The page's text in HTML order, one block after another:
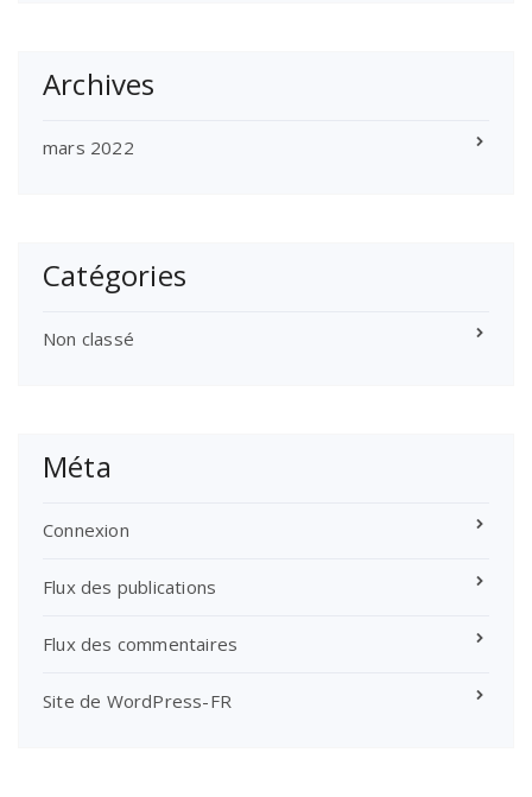
Archives
mars 2022
Catégories
Non classé
Méta
Connexion
Flux des publications
Flux des commentaires
Site de WordPress-FR